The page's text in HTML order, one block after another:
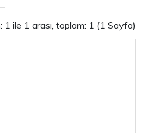
1 ile 1 arası, toplam: 1 (1 Sayfa)